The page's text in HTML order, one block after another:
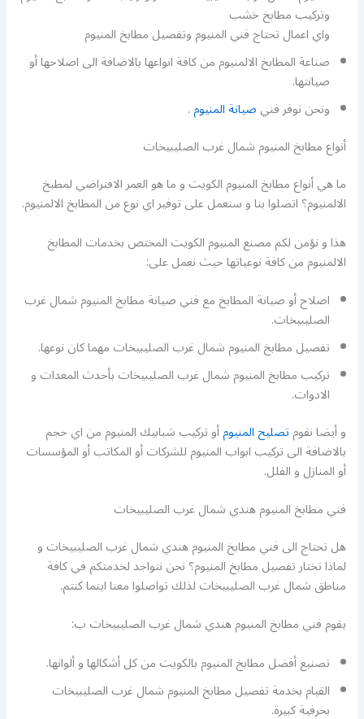
وتركيب مطابخ خشب
واي اعمال تحتاج فني المنيوم وتفصيل مطابخ المنيوم
صناعة المطابخ الالمنيوم من كافة انواعها بالاضافة الى اصلاحها أو
صيانتها.
ونحن نوفر فنيصيانة المنيوم.
أنواع مطابخ المنيوم شمال غرب الصليبيخات
ما هي أنواع مطابخ المنيوم الكويت و ما هو العمر الافتراضي لمطبخ
الالمنيوم؟ اتصلوا بنا و سنعمل على توفير اي نوع من المطابخ الالمنيوم.
هذا و نؤمن لكم مصنع المنيوم الكويت المختص بخدمات المطابخ
الالمنيوم من كافة نوعياتها حيث نعمل على:
اصلاح أو صيانة المطابخ مع فني صيانة مطابخ المنيوم شمال غرب
الصليبيخات.
تفصيل مطابخ المنيوم شمال غرب الصليبيخات مهما كان نوعها.
تركيب مطابخ المنيوم شمال غرب الصليبيخات بأحدث المعدات و
الادوات.
و أيضا نقومتصليح المنيومأو تركيب شبابيك المنيوم من اي حجم
بالاضافة الى تركيب ابواب المنيوم للشركات أو المكاتب أو المؤسسات
أو المنازل و الفلل.
فني مطابخ المنيوم هندي شمال غرب الصليبيخات
هل تحتاج الى فني مطابخ المنيوم هندي شمال غرب الصليبيخات و
لماذا تختار تفصيل مطابخ المنيوم؟ نحن نتواجد لخدمتكم في كافة
مناطق شمال غرب الصليبيخات لذلك تواصلوا معنا اينما كنتم.
يقوم فني مطابخ المنيوم هندي شمال غرب الصليبيخات ب:
تصنيع أفضل مطابخ المنيوم بالكويت من كل أشكالها و ألوانها.
القيام بخدمة تفصيل مطابخ المنيوم شمال غرب الصليبيخات
بحرفية كبيرة.